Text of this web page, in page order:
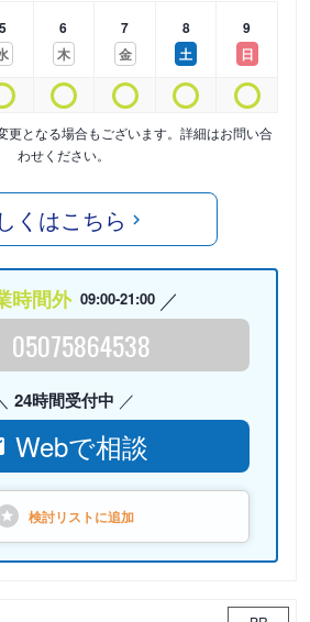
5
6
木
7
金
8
土
9
日
更となる場合もございます。詳細はお問い合
わせください。
くはこちら
時間外 09:00-21:00
05075864538
24時間受付中
Webで相談
検討リストに追加